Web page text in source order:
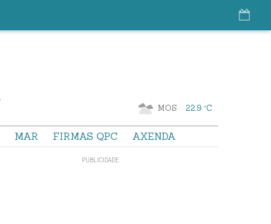
MOS 22.9 °C
MAR FIRMAS QPC AXENDA